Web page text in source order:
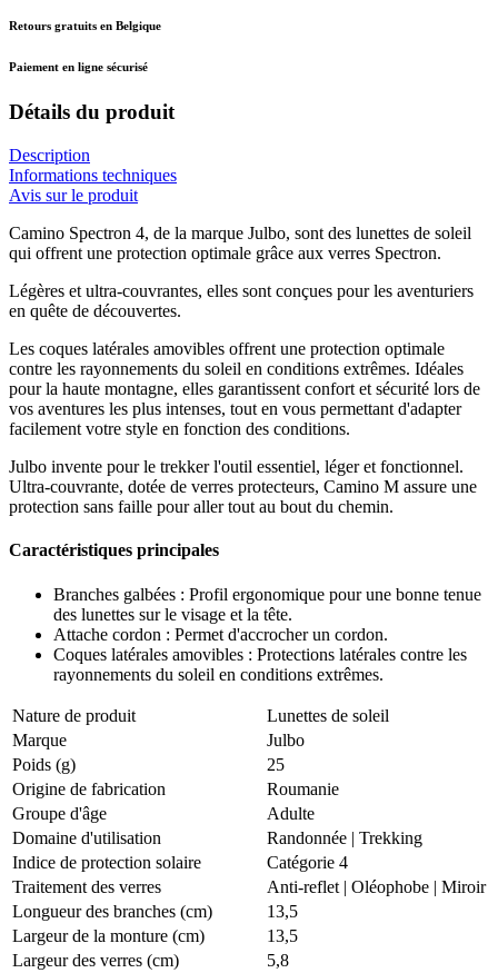
Retours gratuits en Belgique
Paiement en ligne sécurisé
Détails du produit
Description
Informations techniques
Avis sur le produit
Camino Spectron 4, de la marque Julbo, sont des lunettes de soleil
qui offrent une protection optimale grâce aux verres Spectron.
Légères et ultra-couvrantes, elles sont conçues pour les aventuriers
en quête de découvertes.
Les coques latérales amovibles offrent une protection optimale
contre les rayonnements du soleil en conditions extrêmes. Idéales
pour la haute montagne, elles garantissent confort et sécurité lors de
vos aventures les plus intenses, tout en vous permettant d'adapter
facilement votre style en fonction des conditions.
Julbo invente pour le trekker l'outil essentiel, léger et fonctionnel.
Ultra-couvrante, dotée de verres protecteurs, Camino M assure une
protection sans faille pour aller tout au bout du chemin.
Caractéristiques principales
Branches galbées : Profil ergonomique pour une bonne tenue
des lunettes sur le visage et la tête.
Attache cordon : Permet d'accrocher un cordon.
Coques latérales amovibles : Protections latérales contre les
rayonnements du soleil en conditions extrêmes.
Nature de produit
Lunettes de soleil
Marque
Julbo
Poids (g)
25
Origine de fabrication
Roumanie
Groupe d'âge
Adulte
Domaine d'utilisation
Randonnée | Trekking
Indice de protection solaire
Catégorie 4
Traitement des verres
Anti-reflet | Oléophobe | Miroir
Longueur des branches (cm)
13,5
Largeur de la monture (cm)
13,5
Largeur des verres (cm)
5,8